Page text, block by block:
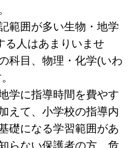
範囲が多い生物・地学
る人はあまりいませ
科目、物理・化学(いわ
学に指導時間を費やす
えて、小学校の指導内
礎になる学習範囲があ